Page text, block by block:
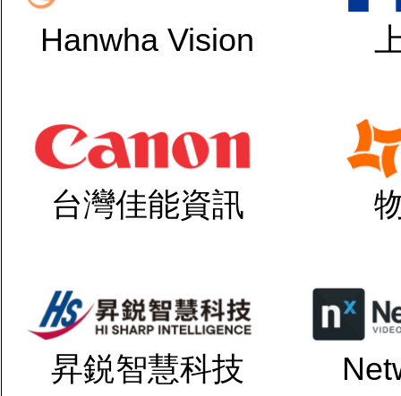
Hanwha Vision
台灣佳能資訊
昇鋭智慧科技